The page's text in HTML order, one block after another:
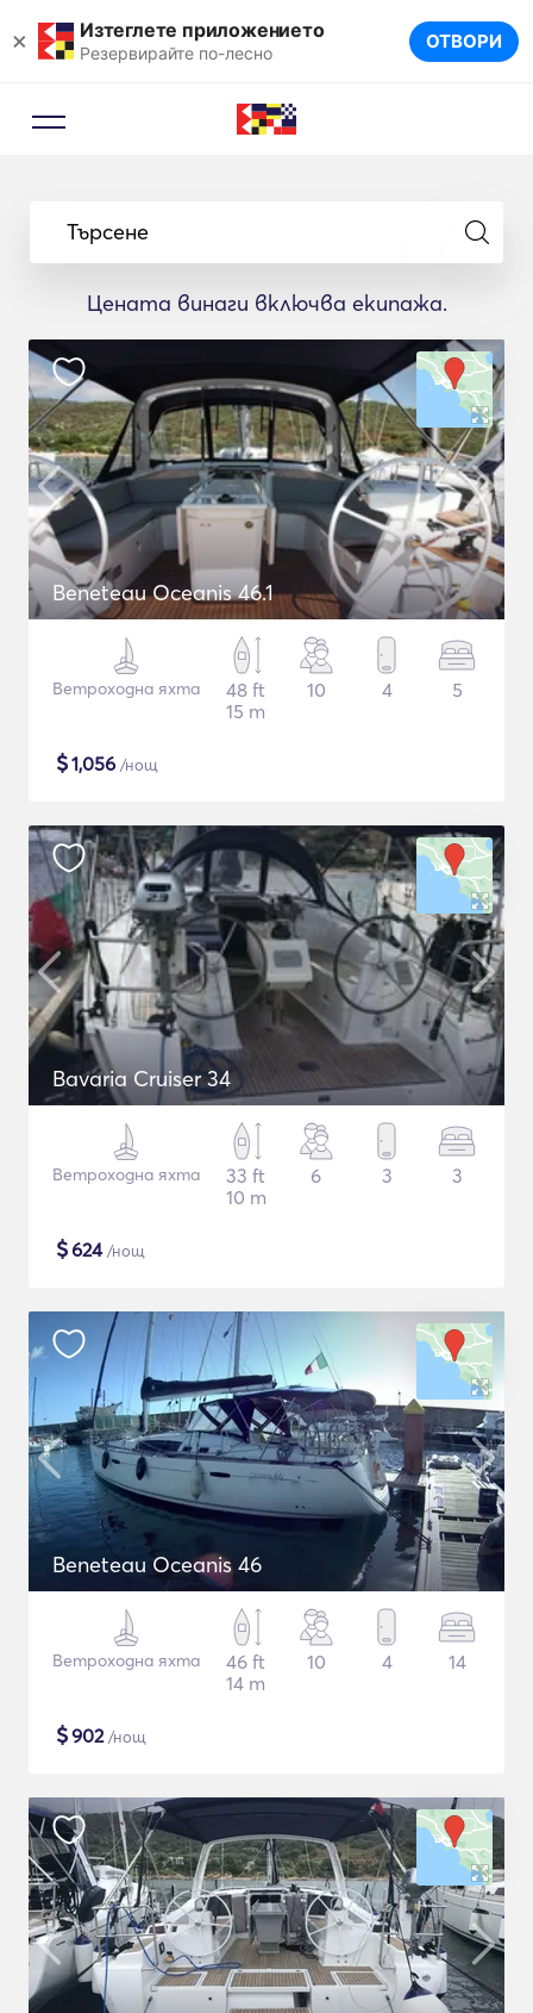
× Изтеглете приложението
Резервирайте по-лесно ОТВОРИ
Търсене
Цената винаги включва екипажа.
Beneteau Oceanis 46.1
Ветроходна яхта
48 ft
15 m
10 4 5
$1,056 /нощ
Bavaria Cruiser 34
Ветроходна яхта
33 ft
10 m
6 3 3
$624/нощ
Beneteau Oceanis 46
Ветроходна яхта
46 ft
14 m
10 4 14
$902/нощ